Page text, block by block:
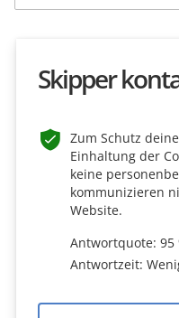
Skipper
Zum Schutz
Einhaltung der
keine
kommunizieren
Website.
Antwortquote: 95
Antwortzeit: